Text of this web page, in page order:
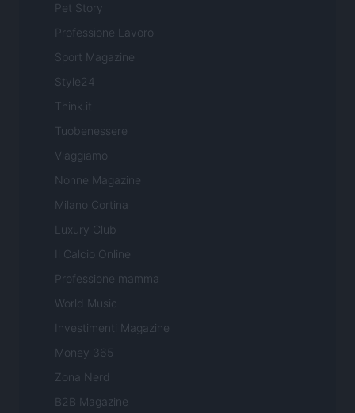
Pet Story
Professione Lavoro
Sport Magazine
Style24
Think.it
Tuobenessere
Viaggiamo
Nonne Magazine
Milano Cortina
Luxury Club
Il Calcio Online
Professione mamma
World Music
Investimenti Magazine
Money 365
Zona Nerd
B2B Magazine